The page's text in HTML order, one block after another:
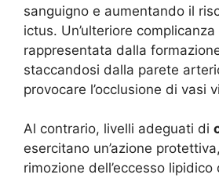
sanguigno e aumentando il
ictus. Un’ulteriore
rappresentata dalla
staccandosi dalla parete
provocare l’occlusione di vasi
Al contrario, livelli adeguati di
esercitano un’azione
rimozione dell’eccesso